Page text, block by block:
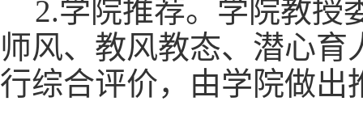
2.学院推荐。学院教授
师风、教风教态、潜心
行综合评价，由学院做出